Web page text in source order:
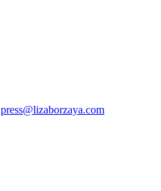
press@lizaborzaya.com